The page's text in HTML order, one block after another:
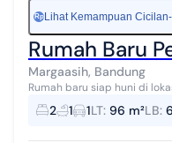
Rp Lihat Kemampuan
Rumah Baru
Margaasih, Bandung
Rumah baru siap huni di
Bandung Selatan Luas Tanah 96m Luas Bangunan 60m Kamar Tidur
2 Kamar Mandi 1 Carport...
2 1 1LT: 96 m²LB: